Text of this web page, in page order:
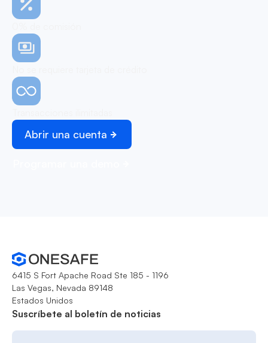
Abrir una cuenta
6415 S Fort Apache Road Ste 185 - 1196
Las Vegas, Nevada 89148
Estados Unidos
Suscríbete al boletín de noticias